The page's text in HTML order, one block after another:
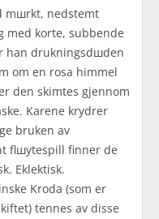
mшrkt, nedstemt
med korte, subbende
han drukningsdшden
om en rosa himmel
den skimtes gjennom
Karene krydrer
bruken av
flшytespill finner de
Eklektisk.
Kroda (som er
tennes av disse